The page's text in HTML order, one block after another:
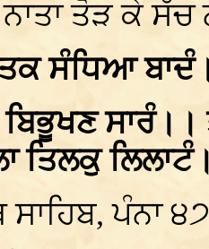
ਤੋੜ ਕੇ ਸੱਚ
ਸੰਧਿਆ
ਸਾਰੰ।।
ਤਿਲਕੁ
ਪੰਨਾ